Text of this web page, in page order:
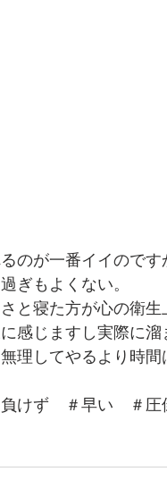
のが一番イイのです
ぎもよくない。
と寝た方が心の衛
感じますし実際に
理してやるより時
けず　＃早い　＃